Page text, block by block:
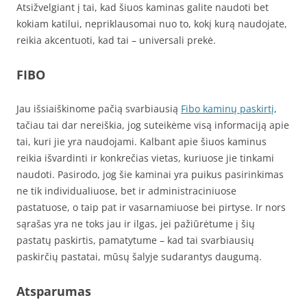
Atsižvelgiant į tai, kad šiuos kaminas galite naudoti bet
kokiam katilui, nepriklausomai nuo to, kokį kurą naudojate,
reikia akcentuoti, kad tai – universali prekė.
FIBO
Jau išsiaiškinome pačią svarbiausią Fibo kaminų paskirtį,
tačiau tai dar nereiškia, jog suteikėme visą informaciją apie
tai, kuri jie yra naudojami. Kalbant apie šiuos kaminus
reikia išvardinti ir konkrečias vietas, kuriuose jie tinkami
naudoti. Pasirodo, jog šie kaminai yra puikus pasirinkimas
ne tik individualiuose, bet ir administraciniuose
pastatuose, o taip pat ir vasarnamiuose bei pirtyse. Ir nors
sąrašas yra ne toks jau ir ilgas, jei pažiūrėtume į šių
pastatų paskirtis, pamatytume – kad tai svarbiausių
paskirčių pastatai, mūsų šalyje sudarantys daugumą.
Atsparumas